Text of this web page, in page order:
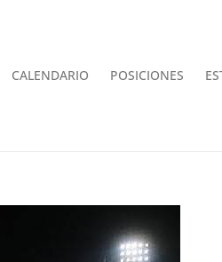
CALENDARIO POSICIONES